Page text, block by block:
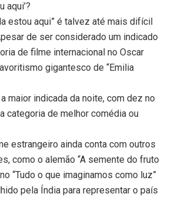
aqui’?
estou aqui” é talvez até mais difícil
de ser considerado um indicado
de filme internacional no Oscar
gigantesco de “Emilia
maior indicada da noite, com dez no
categoria de melhor comédia ou
estrangeiro ainda conta com outros
como o alemão “A semente do fruto
“Tudo o que imaginamos como luz”
pela Índia para representar o país